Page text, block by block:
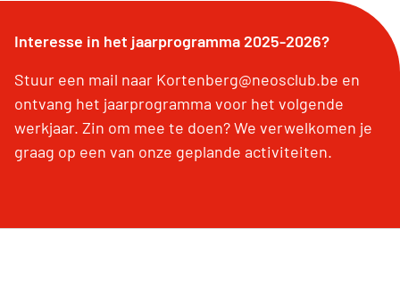
Interesse in het jaarprogramma 2025-2026?
Stuur een mail naar Kortenberg@neosclub.be en
ontvang het jaarprogramma voor het volgende
werkjaar. Zin om mee te doen? We verwelkomen je
graag op een van onze geplande activiteiten.